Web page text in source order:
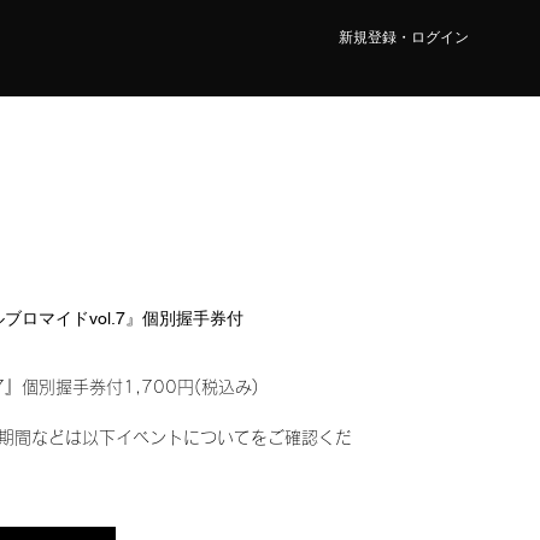
新規登録・ログイン
ロマイドvol.7』個別握手券付
』個別握手券付1,700円(税込み)
間などは以下イベントについてをご確認くだ